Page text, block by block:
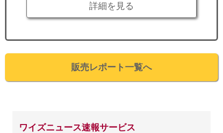
詳細を見る
販売レポート一覧へ
ワイズニュース速報サービス